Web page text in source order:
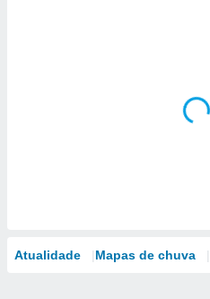
Atualidade Mapas de chuva